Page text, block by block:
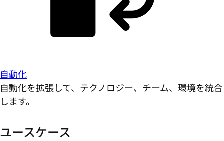
自動化
自動化を拡張して、テクノロジー、チーム、環境を統合
します。
ユースケース